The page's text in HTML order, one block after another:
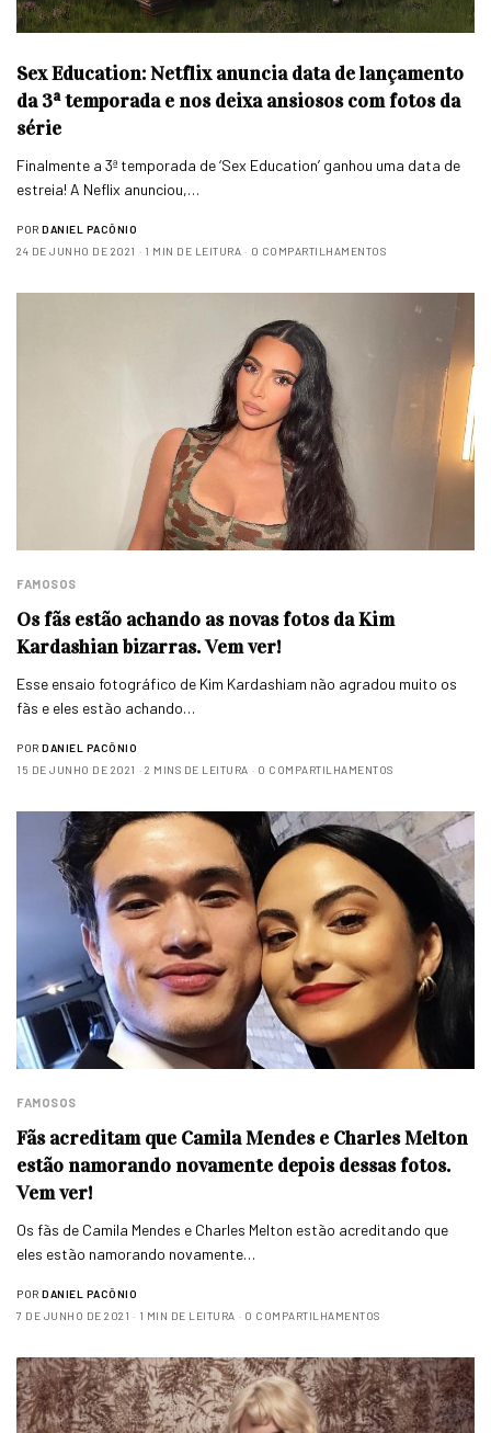
Sex Education: Netflix anuncia data de lançamento
da 3ª temporada e nos deixa ansiosos com fotos da
série
Finalmente a 3ª temporada de ‘Sex Education’ ganhou uma data de
estreia! A Neflix anunciou,…
POR DANIEL PACÔNIO
24 DE JUNHO DE 2021
1 MIN DE LEITURA 0 COMPARTILHAMENTOS
FAMOSOS
Os fãs estão achando as novas fotos da Kim
Kardashian bizarras. Vem ver!
Esse ensaio fotográfico de Kim Kardashiam não agradou muito os
fãs e eles estão achando…
POR DANIEL PACÔNIO
15 DE JUNHO DE 2021
2 MINS DE LEITURA 0 COMPARTILHAMENTOS
FAMOSOS
Fãs acreditam que Camila Mendes e Charles Melton
estão namorando novamente depois dessas fotos.
Vem ver!
Os fãs de Camila Mendes e Charles Melton estão acreditando que
eles estão namorando novamente…
POR DANIEL PACÔNIO
7 DE JUNHO DE 2021
1 MIN DE LEITURA 0 COMPARTILHAMENTOS